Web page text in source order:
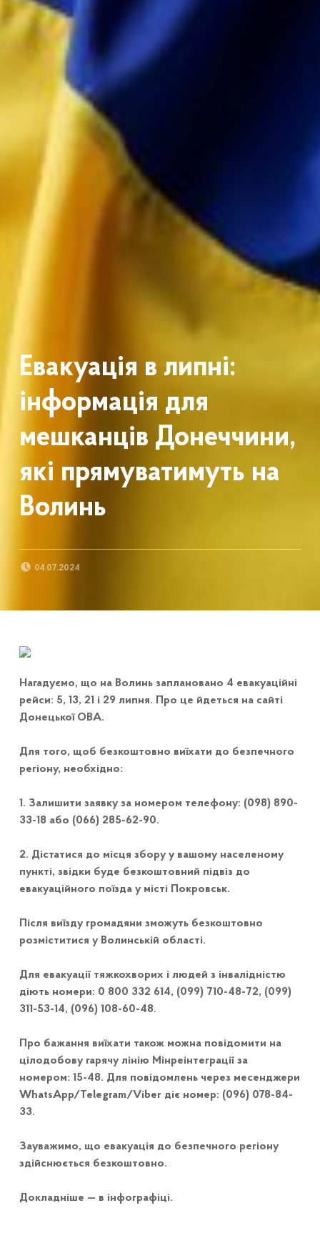
Евакуація в липні:
інформація для
мешканців Донеччини,
які прямуватимуть на
Волинь
04.07.2024
Нагадуємо, що на Волинь заплановано 4 евакуаційні
рейси: 5, 13, 21 і 29 липня. Про це йдеться на сайті
Донецької ОВА.
Для того, щоб безкоштовно виїхати до безпечного
регіону, необхідно:
1. Залишити заявку за номером телефону: (098) 890-
33-18 або (066) 285-62-90.
2. Дістатися до місця збору у вашому населеному
пункті, звідки буде безкоштовний підвіз до
евакуаційного поїзда у місті Покровськ.
Після виїзду громадяни зможуть безкоштовно
розміститися у Волинській області.
Для евакуації тяжкохворих і людей з інвалідністю
діють номери: 0 800 332 614, (099) 710-48-72, (099)
311-53-14, (096) 108-60-48.
Про бажання виїхати також можна повідомити на
цілодобову гарячу лінію Мінреінтеграції за
номером: 15-48. Для повідомлень через месенджери
WhatsApp/Telegram/Viber діє номер: (096) 078-84-
33.
Зауважимо, що евакуація до безпечного регіону
здійснюється безкоштовно.
Докладніше — в інфографіці.